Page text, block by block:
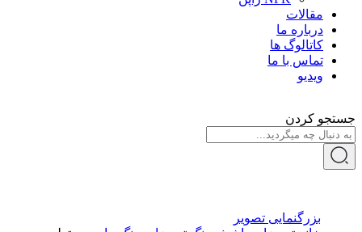
مقالات
درباره ما
کاتالوگ ها
تماس با ما
ویدیو
جستجو کردن
بزرگنمایی تصویر